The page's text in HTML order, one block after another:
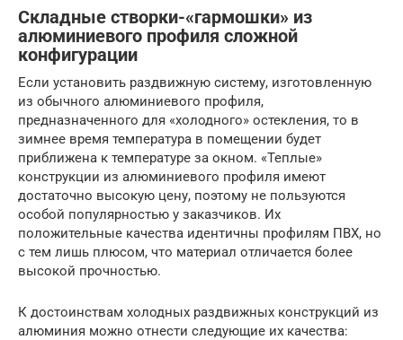
Складные створки-«гармошки» из
алюминиевого профиля сложной
конфигурации
Если установить раздвижную систему, изготовленную
из обычного алюминиевого профиля,
предназначенного для «холодного» остекления, то в
зимнее время температура в помещении будет
приближена к температуре за окном. «Теплые»
конструкции из алюминиевого профиля имеют
достаточно высокую цену, поэтому не пользуются
особой популярностью у заказчиков. Их
положительные качества идентичны профилям ПВХ, но
с тем лишь плюсом, что материал отличается более
высокой прочностью.
К достоинствам холодных раздвижных конструкций из
алюминия можно отнести следующие их качества: